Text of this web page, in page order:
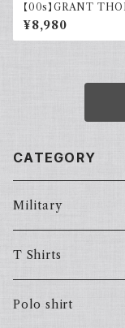
【00s】GRANT
着 長袖リネンシャツ ネ
アメカジ古着
¥8,980
CATEGORY
Military
T Shirts
Polo shirt